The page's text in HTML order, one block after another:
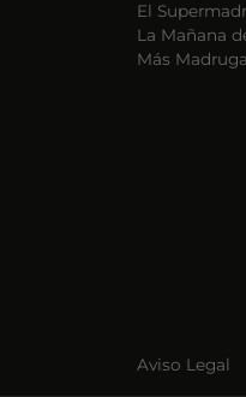
El
La Mañana
Más
Aviso Legal